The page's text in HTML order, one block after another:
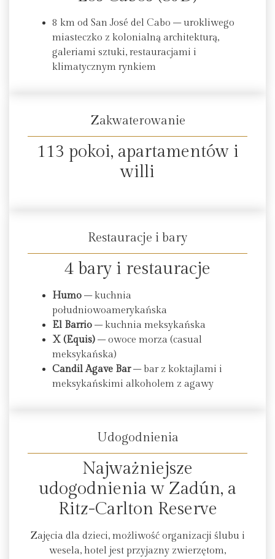
8 km od San José del Cabo – urokliwego
miasteczko z kolonialną architekturą,
galeriami sztuki, restauracjami i
klimatycznym rynkiem
Zakwaterowanie
113 pokoi, apartamentów i
willi
Restauracje i bary
4 bary i restauracje
Humo – kuchnia
południowoamerykańska
El Barrio – kuchnia meksykańska
X (Equis) – owoce morza (casual
meksykańska)
Candil Agave Bar– bar z koktajlami i
meksykańskimi alkoholem z agawy
Udogodnienia
Najważniejsze
udogodnienia w Zadún, a
Ritz-Carlton Reserve
Zajęcia dla dzieci, możliwość organizacji ślubu i
wesela, hotel jest przyjazny zwierzętom,